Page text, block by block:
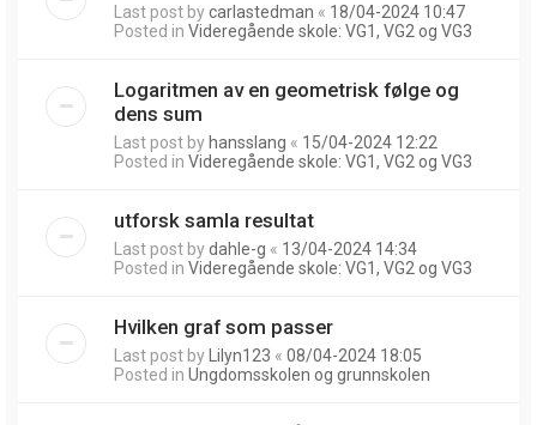
Last post bycarlastedman « 18/04-2024 10:47
Posted in Videregående skole: VG1, VG2 og VG3
Logaritmen av en geometrisk følge og
dens sum
Last post by hansslang « 15/04-2024 12:22
Posted in Videregående skole: VG1, VG2 og VG3
utforsk samla resultat
Last post bydahle-g « 13/04-2024 14:34
Posted in Videregående skole: VG1, VG2 og VG3
Hvilken graf som passer
Last post by Lilyn123 « 08/04-2024 18:05
Posted in Ungdomsskolen og grunnskolen